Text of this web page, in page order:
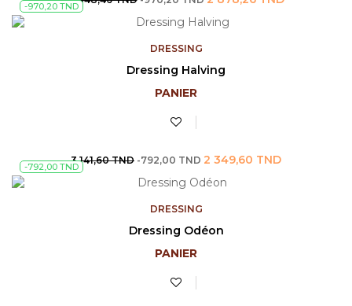
de
-970,20 TND
DRESSING
Dressing Halving
PANIER
Prix
de
3 141,60 TND -792,00 TND Prix
2 349,60 TND
-792,00 TND
DRESSING
Dressing Odéon
PANIER